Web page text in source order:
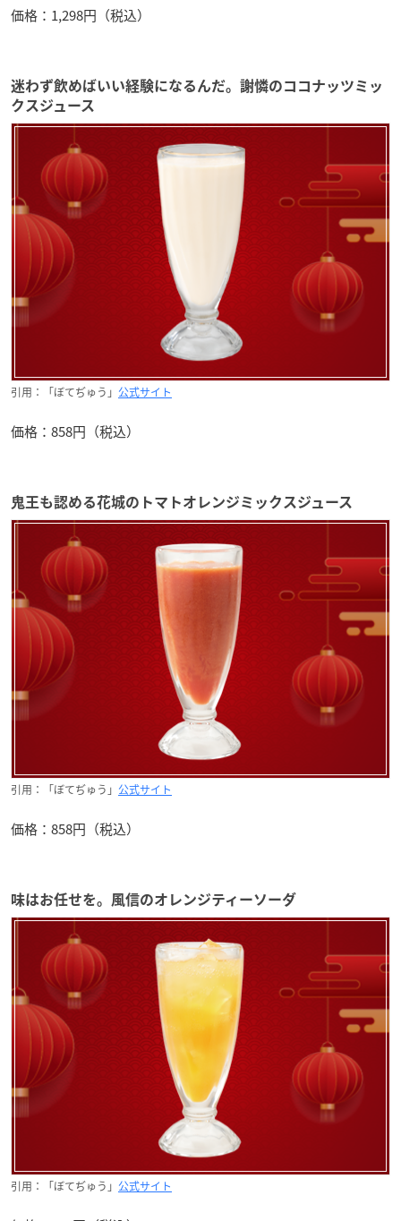
価格：1,298円（税込）
迷わず飲めばいい経験になるんだ。謝憐のココナッツミッ
クスジュース
引用：「ぼてぢゅう」 公式サイト
価格：858円（税込）
鬼王も認める花城のトマトオレンジミックスジュース
引用：「ぼてぢゅう」 公式サイト
価格：858円（税込）
味はお任せを。風信のオレンジティーソーダ
引用：「ぼてぢゅう」 公式サイト